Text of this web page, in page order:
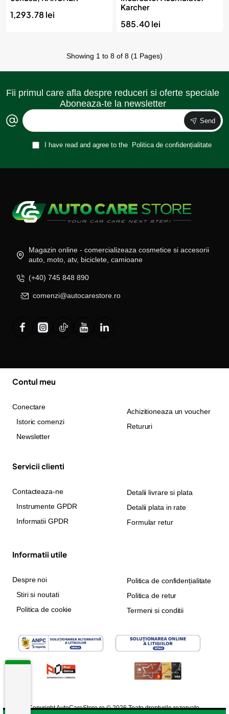
1,293.78 lei
Karcher
585.40 lei
Showing 1 to 8 of 8 (1 Pages)
Fii primul care afla despre reduceri si oferte speciale
Aboneaza-te la newsletter
Send
I have read and agree to the Politica de confidențialitate
Magazin online - comercializeaza cosmetice si accesorii
auto, moto, atv, biciclete, camioane
(+40) 745 848 890
comenzi@autocarestore.ro
Contul meu
Conectare
Istoric comenzi
Newsletter
Achizitioneaza un voucher
Retururi
Servicii clienti
Contacteaza-ne
Instrumente GPDR
Informatii GPDR
Detalii livrare si plata
Detalii plata in rate
Formular retur
Informatii utile
Despre noi
Stiri si noutati
Politica de cookie
Politica de confidențialitate
Politica de retur
Termeni si conditii
Copyright AutoCareStore.ro © 2026 Toate drepturile rezervate.